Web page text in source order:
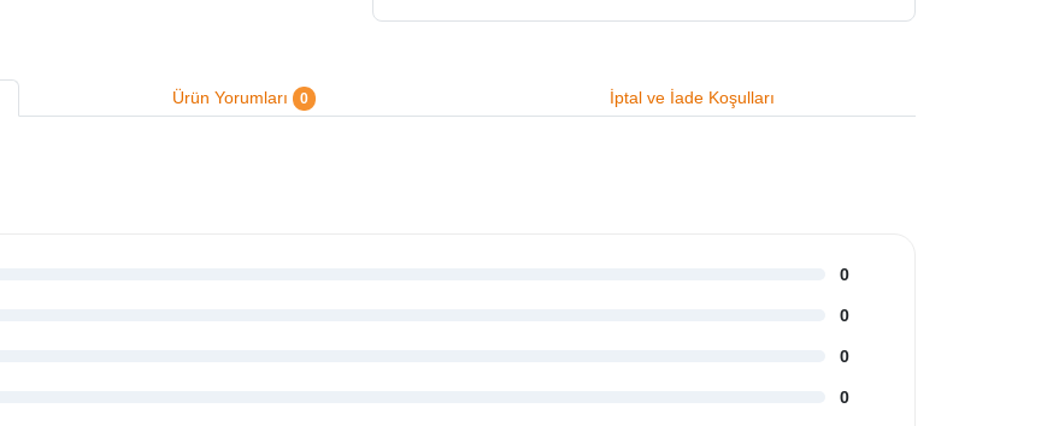
Ürün Yorumları 0 İptal ve İade Koşulları
0
0
0
0